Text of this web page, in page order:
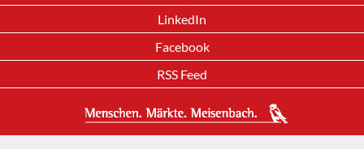
LinkedIn
Facebook
RSS Feed